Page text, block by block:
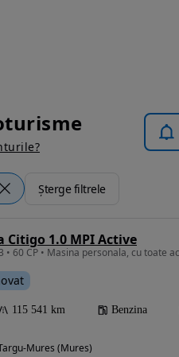
Șterge filtrele
Citigo 1.0 MPI Active
• 60 CP • Masina personala, cu toate
115 541 km Benzina
Mures (Mures)